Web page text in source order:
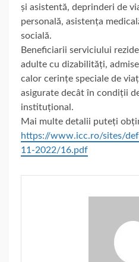
și asistentă, deprinderi de
personală, asistența
socială.
Beneficiarii serviciului
adulte cu dizabilități,
calor cerințe speciale de
asigurate decât în condiții
instituțional.
Mai multe detalii puteți
https://www.icc.ro/sites/
11-2022/16.pdf